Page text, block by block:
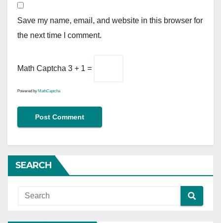
Save my name, email, and website in this browser for
the next time I comment.
Math Captcha 3 + 1 =
Powered by MathCaptcha
SEARCH